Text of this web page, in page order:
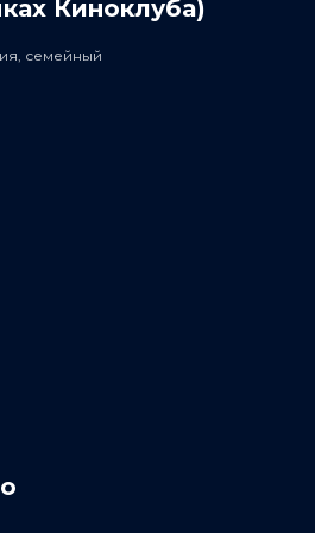
Киноклуба)
семейный